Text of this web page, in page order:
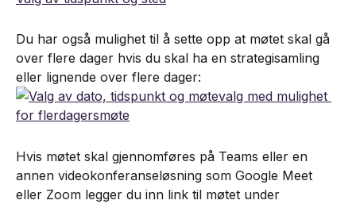
Du har også mulighet til å sette opp at møtet skal gå
over flere dager hvis du skal ha en strategisamling
eller lignende over flere dager:
Hvis møtet skal gjennomføres på Teams eller en
annen videokonferanseløsning som Google Meet
eller Zoom legger du inn link til møtet under